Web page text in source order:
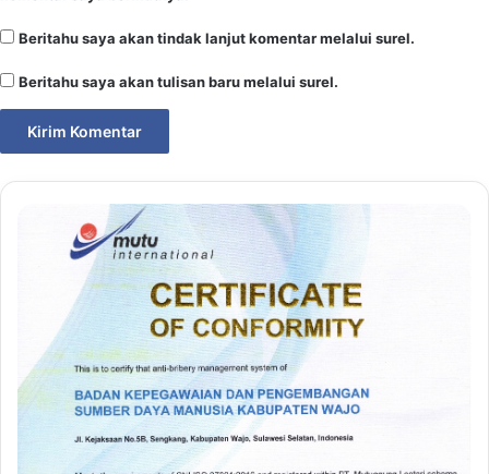
Beritahu saya akan tindak lanjut komentar melalui surel.
Beritahu saya akan tulisan baru melalui surel.